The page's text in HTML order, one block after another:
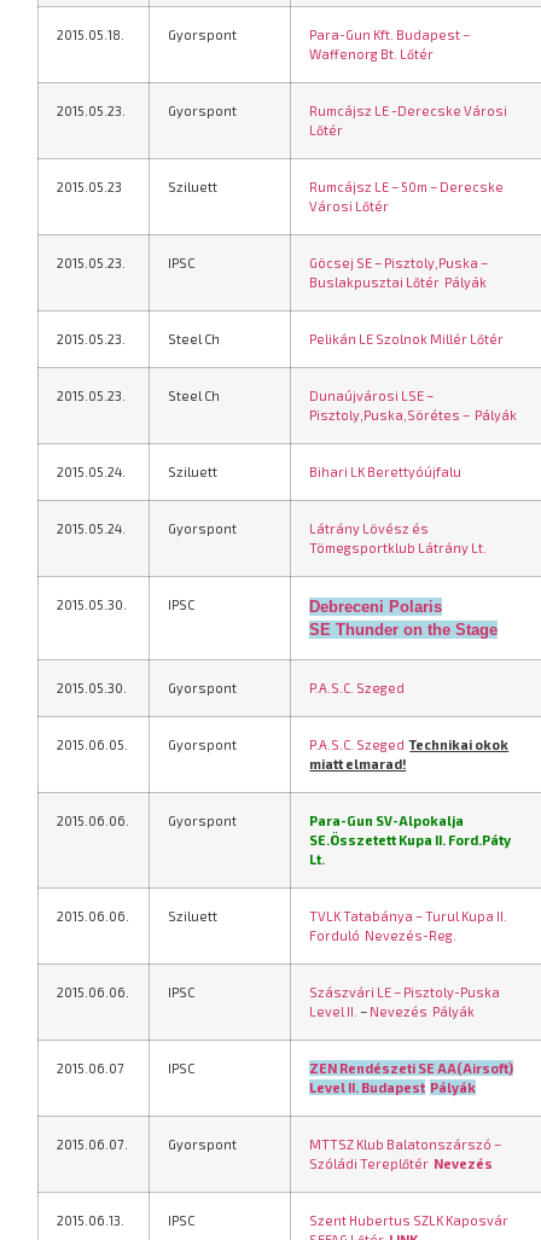
2015.05.18. Gyorspont
Para-Gun Kft. Budapest –
Waffenorg Bt. Lőtér
2015.05.23. Gyorspont
Rumcájsz LE -Derecske Városi
Lőtér
2015.05.23 Sziluett
Rumcájsz LE – 50m – Derecske
Városi Lőtér
2015.05.23. IPSC
Göcsej SE – Pisztoly,Puska –
Buslakpusztai Lőtér Pályák
2015.05.23. Steel Ch Pelikán LE Szolnok Millér Lőtér
2015.05.23. Steel Ch
Dunaújvárosi LSE –
Pisztoly,Puska,Sörétes – Pályák
2015.05.24. Sziluett Bihari LK Berettyóújfalu
2015.05.24. Gyorspont
Látrány Lövész és
Tömegsportklub Látrány Lt.
2015.05.30. IPSC
Debreceni Polaris
SEThunder on the Stage
2015.05.30. Gyorspont P.A.S.C. Szeged
2015.06.05. Gyorspont P.A.S.C. Szeged Technikai okok
miatt elmarad!
2015.06.06. Gyorspont
Para-Gun SV-Alpokalja
SE.Összetett Kupa II. Ford.Páty
Lt.
2015.06.06. Sziluett
TVLK Tatabánya – Turul Kupa II.
Forduló Nevezés-Reg.
2015.06.06. IPSC
Szászvári LE – Pisztoly-Puska
Level II. – Nevezés Pályák
2015.06.07 IPSC
ZEN Rendészeti SE AA(Airsoft)
Level II. Budapest Pályák
2015.06.07. Gyorspont
MTTSZ Klub Balatonszárszó –
Szóládi Tereplőtér Nevezés
2015.06.13. IPSC
Szent Hubertus SZLK Kaposvár